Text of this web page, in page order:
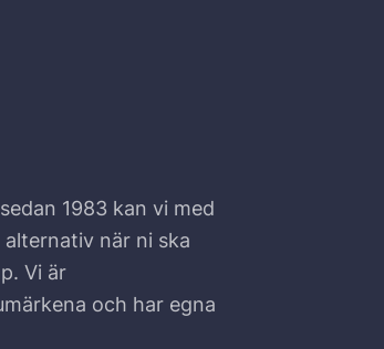
1983 kan vi med
när ni ska
Vi är
och har egna